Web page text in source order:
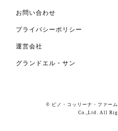
お問い合わせ
プライバシーポリシー
運営会社
グランドエル・サン
© ピノ・コッリーナ・ファー
Co.,Ltd. All